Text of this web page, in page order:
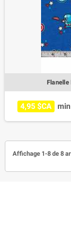
4,95 $CA
Affichage 1-8 de 8